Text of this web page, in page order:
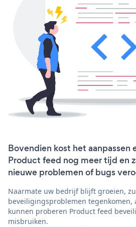
Bovendien kost het aanpassen
Product feed nog meer tijd en
nieuwe problemen of bugs
Naarmate uw bedrijf blijft groeien,
beveiligingsproblemen tegenkomen,
kunnen proberen Product feed
misbruiken.